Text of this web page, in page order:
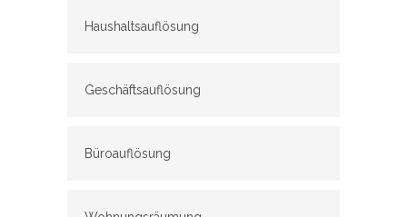
Haushaltsauflösung
Geschäftsauflösung
Büroauflösung